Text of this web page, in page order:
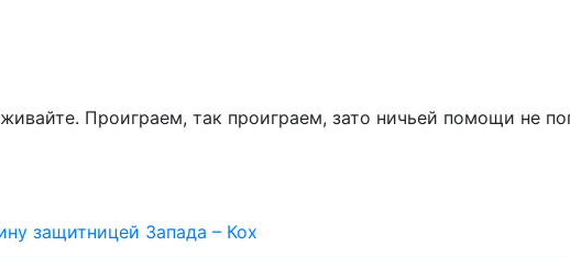
Проиграем, так проиграем, зато ничьей помощи не
защитницей Запада – Кох